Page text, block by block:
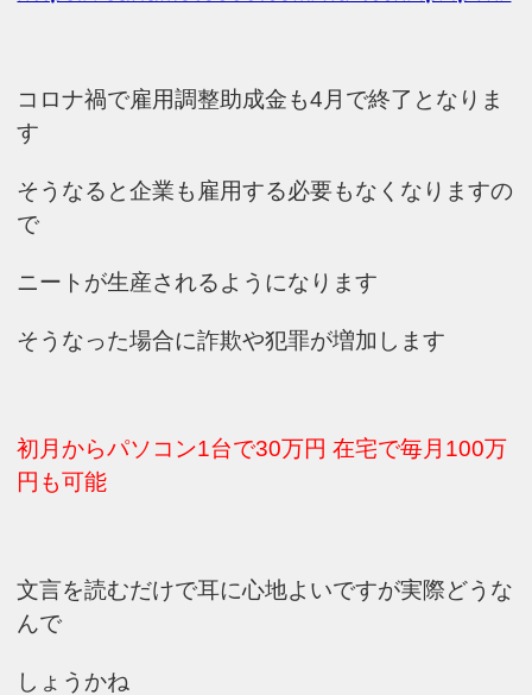
コロナ禍で雇用調整助成金も4月で終了となりま
す
そうなると企業も雇用する必要もなくなりますの
で
ニートが生産されるようになります
そうなった場合に詐欺や犯罪が増加します
初月からパソコン1台で30万円 在宅で毎月100万
円も可能
文言を読むだけで耳に心地よいですが実際どうな
んで
しょうかね